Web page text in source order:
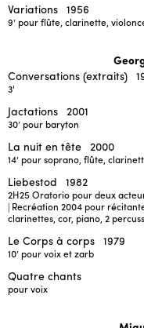
Variations 1956
9’ pour flûte, clarinette,
Conversations (extraits)
3'
Jactations 2001
30’ pour baryton
La nuit en tête 2000
14’ pour soprano, flûte,
Liebestod 1982
2H25 Oratorio pour deux
| Recréation 2004 pour
clarinettes, cor, piano, 2
Le Corps à corps 1979
10’ pour voix et zarb
Quatre chants
pour voix